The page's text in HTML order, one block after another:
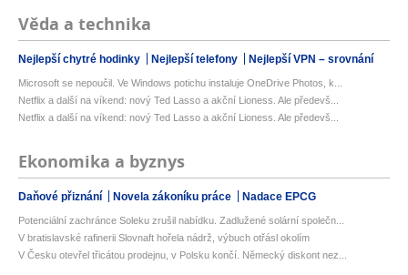
Věda a technika
Nejlepší chytré hodinky Nejlepší telefony Nejlepší VPN – srovnání
Microsoft se nepoučil. Ve Windows potichu instaluje OneDrive Photos, k...
Netflix a další na víkend: nový Ted Lasso a akční Lioness. Ale předevš...
Netflix a další na víkend: nový Ted Lasso a akční Lioness. Ale předevš...
Ekonomika a byznys
Daňové přiznání Novela zákoníku práce Nadace EPCG
Potenciální zachránce Soleku zrušil nabídku. Zadlužené solární společn...
V bratislavské rafinerii Slovnaft hořela nádrž, výbuch otřásl okolím
V Česku otevřel třicátou prodejnu, v Polsku končí. Německý diskont nez...